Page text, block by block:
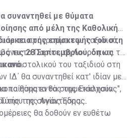
συναντηθεί με θύματα
από μέλη της Καθολικής
της επίσκεψής του στη
τις 28 Σεπτεμβρίου, όπως
το πρόγραμμα του ταξιδιού,
το Παρίσι, τη Λούρδη και το
αποστολικού του ταξιδιού στη
ΙΔ΄ θα συναντηθεί κατ' ιδίαν με
εντός της Εκκλησίας",
της Αγίας Έδρας.
τα θύματα θα συμμετάσχουν
της συνάντησης.
θα δοθούν εν ευθέτω